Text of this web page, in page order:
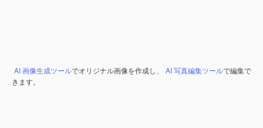
AI 画像生成ツールでオリジナル画像を作成し、 AI 写真編集ツールで編集で
きます。